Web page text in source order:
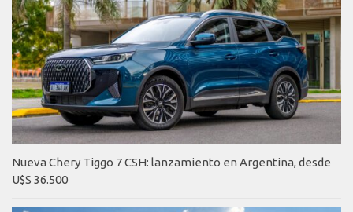
Nueva Chery Tiggo 7 CSH: lanzamiento en Argentina, desde
U$S 36.500